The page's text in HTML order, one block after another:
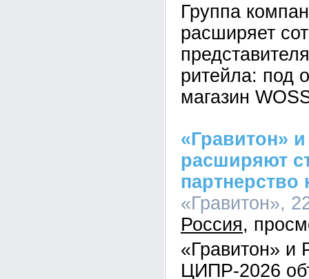
Группа
расширяет
ритейла: под
магазин
«Гравитон»
расширяют
«Гравитон»,
Россия
«Гравитон»
ЦИПР-2026